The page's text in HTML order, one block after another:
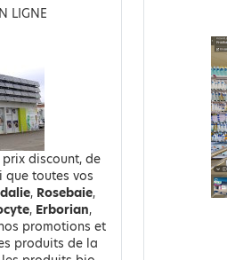
LIGNE
discount, de
que toutes vos
, Rosebaie,
, Erborian,
promotions et
produits de la